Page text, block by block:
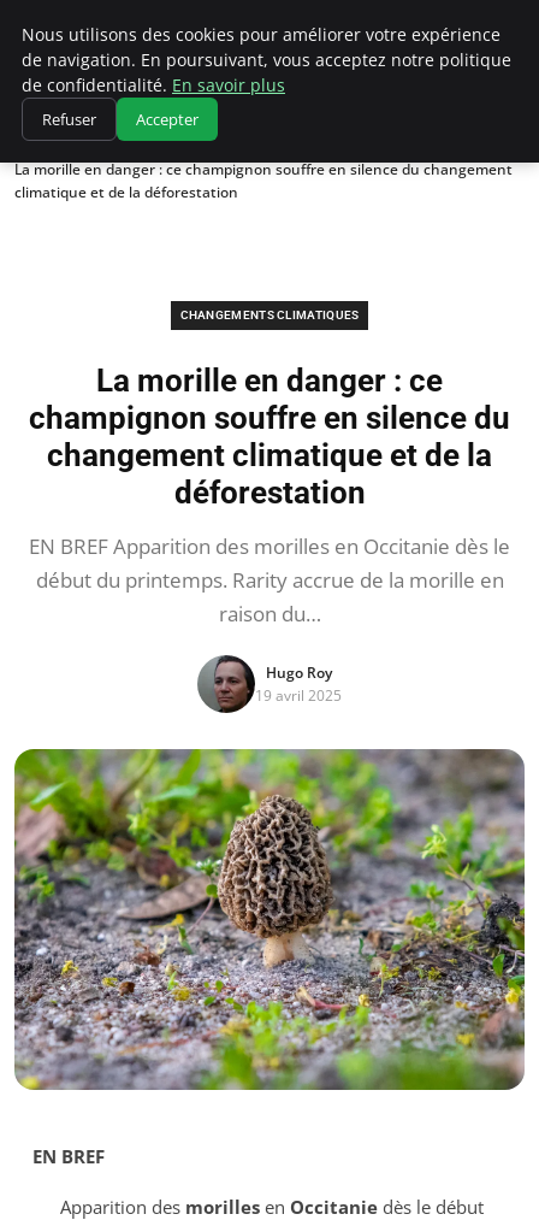
Climatedebtagents
Accueil
Changements climatiques
La morille en danger : ce champignon souffre en silence du changement
climatique et de la déforestation
CHANGEMENTS CLIMATIQUES
La morille en danger : ce
champignon souffre en silence du
changement climatique et de la
déforestation
EN BREF Apparition des morilles en Occitanie dès le
début du printemps. Rarity accrue de la morille en
raison du…
Hugo Roy
19 avril 2025
EN BREF
Apparition des morillesen Occitaniedès le début
Nous utilisons des cookies pour améliorer votre expérience
de navigation. En poursuivant, vous acceptez notre politique
de confidentialité. En savoir plus
Refuser Accepter